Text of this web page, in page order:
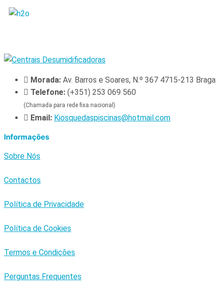
Morada: Av. Barros e Soares, N.º 367 4715-213 Braga
Telefone: (+351) 253 069 560
(Chamada para rede fixa nacional)
Email: Kiosquedaspiscinas@hotmail.com
Informações
Sobre Nós
Contactos
Política de Privacidade
Política de Cookies
Termos e Condições
Perguntas Frequentes